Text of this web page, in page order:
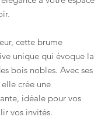
cette brume
unique qui évoque la
bois nobles. Avec ses
crée une
idéale pour vos
vos invités.